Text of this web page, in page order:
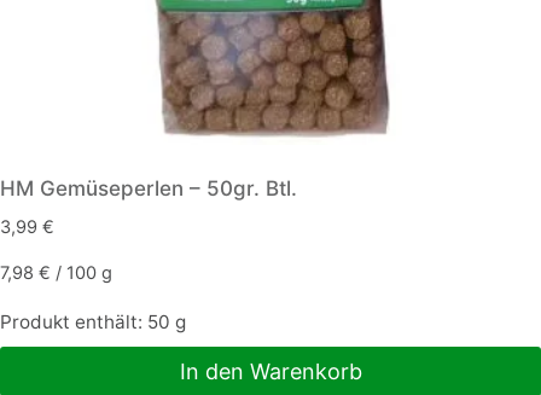
HM Gemüseperlen – 50gr. Btl.
3,99 €
7,98 € / 100 g
Produkt enthält: 50 g
In den Warenkorb